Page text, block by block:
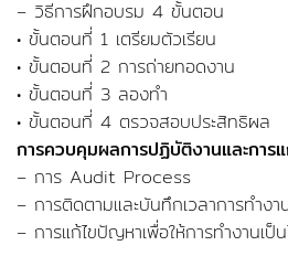
– วิธีการฝึกอบรม 4 ขั้นตอน
• ขั้นตอนที่ 1 เตรียมตัวเรียน
• ขั้นตอนที่ 2 การถ่ายทอดงาน
• ขั้นตอนที่ 3 ลองทำ
• ขั้นตอนที่ 4 ตรวจสอบประสิทธิผล
การควบคุมผลการปฏิบัติงานและการ
– การ Audit Process
– การติดตามและบันทึกเวลาการทำง
– การแก้ไขปัญหาเพื่อให้การทำงานเป็